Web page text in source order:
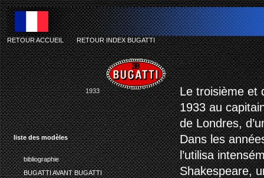
liste des modèles
bibliographie
BUGATTI AVANT BUGATTI
RETOUR ACCUEIL-RETOUR INDEX BUGATTI
1933
Le troisième et
1933 au
de Londres,
Dans les
l’utilisa
Shakespeare,